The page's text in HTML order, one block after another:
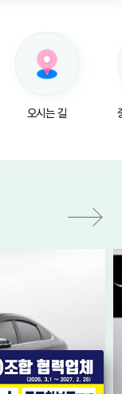
오시는 길